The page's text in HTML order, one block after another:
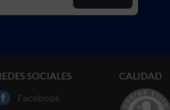
SOCIALES
Facebook
CALIDAD